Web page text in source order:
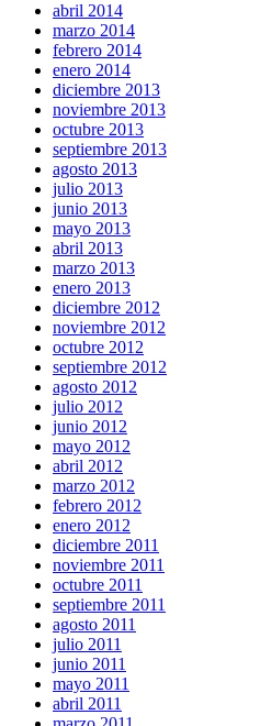
abril 2014
marzo 2014
febrero 2014
enero 2014
diciembre 2013
noviembre 2013
octubre 2013
septiembre 2013
agosto 2013
julio 2013
junio 2013
mayo 2013
abril 2013
marzo 2013
enero 2013
diciembre 2012
noviembre 2012
octubre 2012
septiembre 2012
agosto 2012
julio 2012
junio 2012
mayo 2012
abril 2012
marzo 2012
febrero 2012
enero 2012
diciembre 2011
noviembre 2011
octubre 2011
septiembre 2011
agosto 2011
julio 2011
junio 2011
mayo 2011
abril 2011